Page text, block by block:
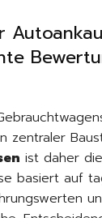
zentraler
ist daher
basiert auf